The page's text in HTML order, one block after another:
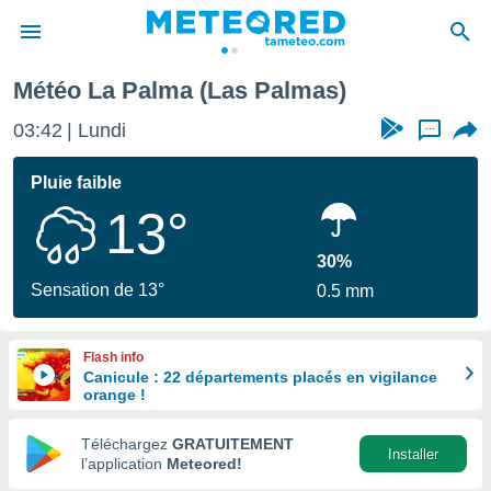
de
par
Météo La Palma (Las Palmas)
03:42 Lundi ...
Pluie faible
13°
Sensation de 13°
30%
0.5 mm
Flash info
Canicule : 22 départements placés en vigilance
orange !
Téléchargez GRATUITEMENT
l’application Meteored!
Installer